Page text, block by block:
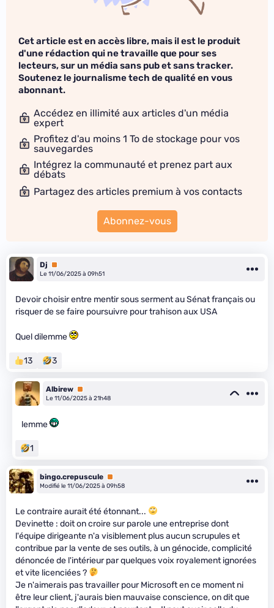
Cet article est en accès libre, mais il est le produit
d'une rédaction qui ne travaille que pour ses
lecteurs, sur un média sans pub et sans tracker.
Soutenez le journalisme tech de qualité en vous
abonnant.
Accédez en illimité aux articles d'un média
expert
Profitez d'au moins 1 To de stockage pour vos
sauvegardes
Intégrez la communauté et prenez part aux
débats
Partagez des articles premium à vos contacts
Abonnez-vous
Dj
Premium
Le 11/06/2025 à 09h51
Devoir choisir entre mentir sous serment au Sénat français ou
risquer de se faire poursuivre pour trahison aux USA
Quel dilemme
13 3
Albirew Premium
Le 11/06/2025 à 21h48
lemme
1
bingo.crepuscule Premium
Modifié le 11/06/2025 à 09h58
Le contraire aurait été étonnant...
Devinette : doit on croire sur parole une entreprise dont
l'équipe dirigeante n'a visiblement plus aucun scrupules et
contribue par la vente de ses outils, à un génocide, complicité
dénoncée de l'intérieur par quelques voix royalement ignorées
et vite licenciées ?
Je n'aimerais pas travailler pour Microsoft en ce moment ni
être leur client, j'aurais bien mauvaise conscience, on dit que